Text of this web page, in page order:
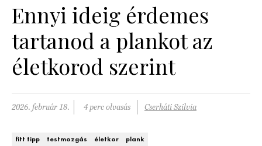
SZÉPSÉG
ÉLETMÓD
PÁRKAPCSOLAT
Ennyi ideig érdemes
tartanod a plankot az
életkorod szerint
2026. február 18. 4 perc olvasás Cserháti Szilvia
fitt tipp testmozgás életkor plank